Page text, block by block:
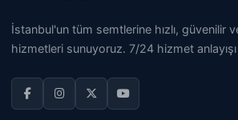
İstanbul'un tüm semtlerine hızlı, güvenilir
hizmetleri sunuyoruz. 7/24 hizmet anlayışı